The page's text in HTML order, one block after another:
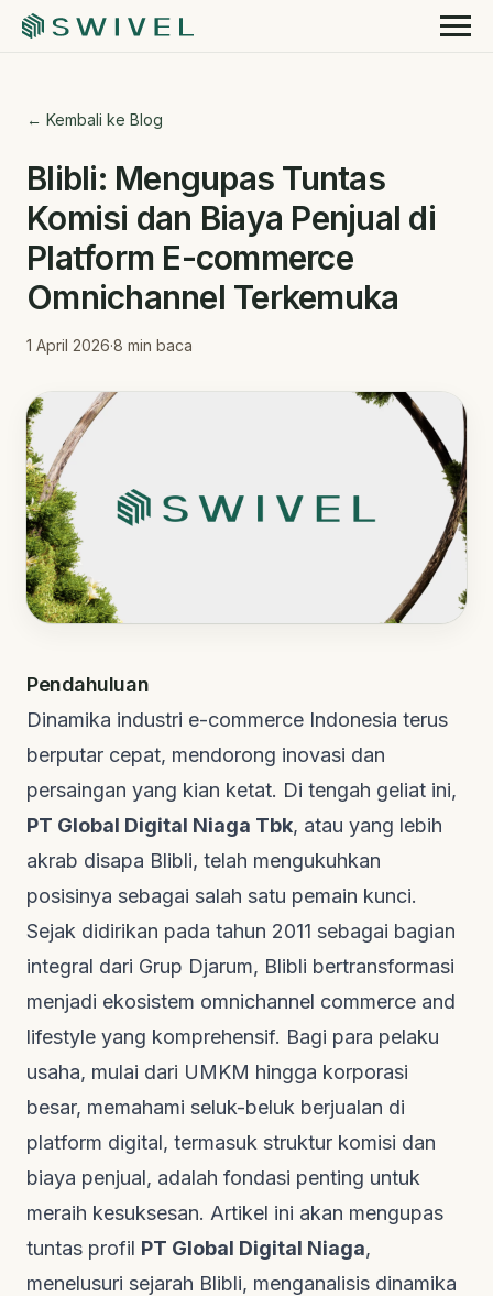
← Kembali ke Blog
Blibli: Mengupas Tuntas
Komisi dan Biaya Penjual di
Platform E-commerce
Omnichannel Terkemuka
1 April 2026·8 min baca
Pendahuluan
Dinamika industri e-commerce Indonesia terus
berputar cepat, mendorong inovasi dan
persaingan yang kian ketat. Di tengah geliat ini,
PT Global Digital Niaga Tbk, atau yang lebih
akrab disapa Blibli, telah mengukuhkan
posisinya sebagai salah satu pemain kunci.
Sejak didirikan pada tahun 2011 sebagai bagian
integral dari Grup Djarum, Blibli bertransformasi
menjadi ekosistem omnichannel commerce and
lifestyle yang komprehensif. Bagi para pelaku
usaha, mulai dari UMKM hingga korporasi
besar, memahami seluk-beluk berjualan di
platform digital, termasuk struktur komisi dan
biaya penjual, adalah fondasi penting untuk
meraih kesuksesan. Artikel ini akan mengupas
tuntas profil PT Global Digital Niaga,
menelusuri sejarah Blibli, menganalisis dinamika